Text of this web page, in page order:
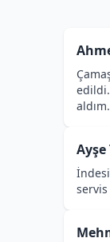
aldım.
Ayşe